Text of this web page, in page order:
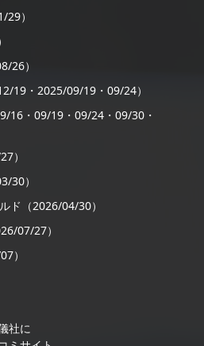
）
26）
19・2025/09/19・09/24）
16・09/19・09/24・09/30・
）
30）
ド（2026/04/30）
07/27）
）
社に